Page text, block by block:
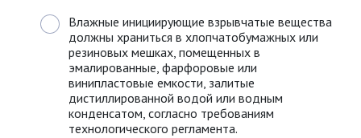
Влажные инициирующие взрывчатые вещества
должны храниться в хлопчатобумажных или
резиновых мешках, помещенных в
эмалированные, фарфоровые или
винипластовые емкости, залитые
дистиллированной водой или водным
конденсатом, согласно требованиям
технологического регламента.